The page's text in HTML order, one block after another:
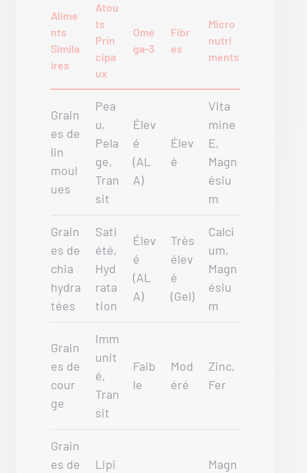
Alime
nts
Simila
ires
Atou
ts
Prin
cipa
ux
Omé
ga-3
Fibr
es
Micro
nutri
ments
Grain
es de
lin
moul
ues
Pea
u,
Pela
ge,
Tran
sit
Élev
é
(AL
A)
Élev
é
Vita
mine
E,
Magn
ésiu
m
Grain
es de
chia
hydra
tées
Sati
été,
Hyd
rata
tion
Élev
é
(AL
A)
Très
élev
é
(Gel)
Calci
um,
Magn
ésiu
m
Grain
es de
cour
ge
Imm
unit
é,
Tran
sit
Faib
le
Mod
éré
Zinc,
Fer
Grain
es de
Lipi
Magn